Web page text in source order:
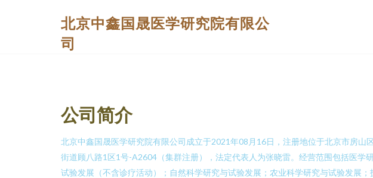
北京中鑫国晟医学研究院有限公
司
公司简介
北京中鑫国晟医学研究院有限公司成立于2021年08月16日，注册地位于北京市房山
街道顾八路1区1号-A2604（集群注册），法定代表人为张晓雷。经营范围包括医学
试验发展（不含诊疗活动）；自然科学研究与试验发展；农业科学研究与试验发展；